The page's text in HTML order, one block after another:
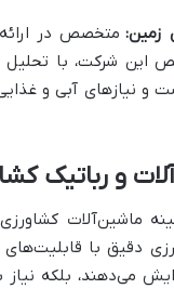
زمین: متخصص در
این شرکت، با تحلیل
و نیازهای آبی و
و رباتیک
ماشین‌آلات
دقیق با
می‌دهند، بلکه